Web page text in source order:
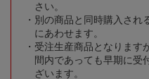
さい。
別の商品と同時購入され
にあわせます。
受注生産商品となります
間内であっても早期に受
ざいます。